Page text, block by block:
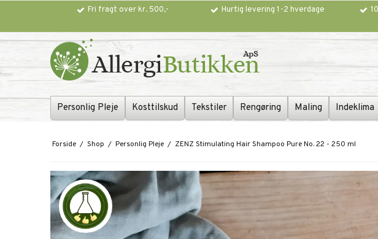
Fri fragt over kr. 500,- Hurtig levering 1-2 hverdage
Personlig Pleje Kosttilskud Tekstiler Rengøring Maling Indeklima
Forside / Shop / Personlig Pleje / ZENZ Stimulating Hair Shampoo Pure No. 22 - 250 ml